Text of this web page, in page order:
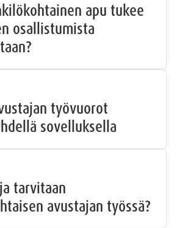
apu tukee
osallistumista
työvuorot
sovelluksella
tarvitaan
avustajan työssä?